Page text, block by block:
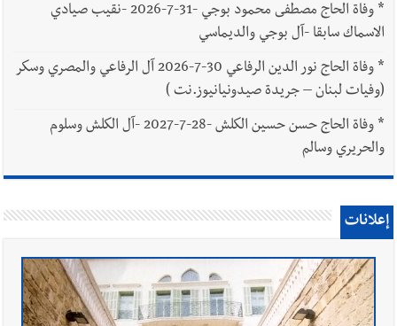
*
وفاة الحاج مصطفى محمود بوجي -31-7-2026 -نقيب صيادي
الاسماك سابقا -آل بوجي والديماسي
*
وفاة الحاج نور الدين الرفاعي 30-7-2026 آل الرفاعي والمصري وسكر
(وفيات لبنان – جريدة صيدونيانيوز.نت )
*
وفاة الحاج حسن حسين الكلش -28-7-2027 -آل الكلش وسلوم
والحريري وسالم
إعلانات